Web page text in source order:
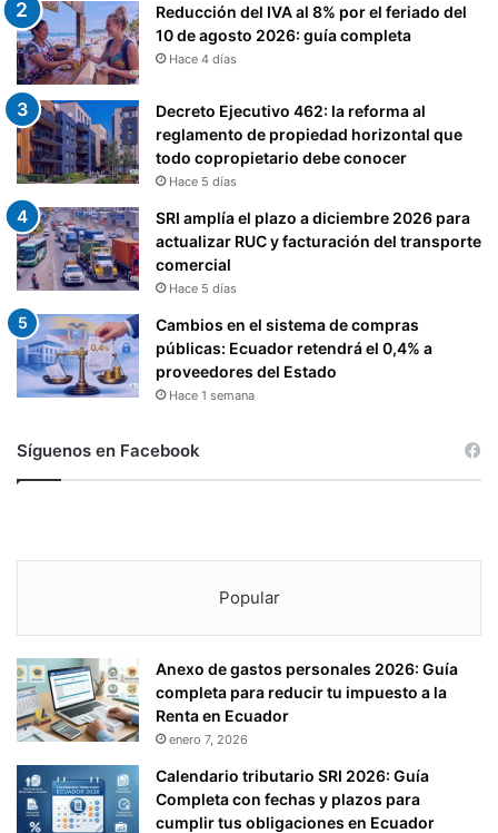
Reducción del IVA al 8% por el feriado del
10 de agosto 2026: guía completa
Hace 4 días
Decreto Ejecutivo 462: la reforma al
reglamento de propiedad horizontal que
todo copropietario debe conocer
Hace 5 días
SRI amplía el plazo a diciembre 2026 para
actualizar RUC y facturación del transporte
comercial
Hace 5 días
Cambios en el sistema de compras
públicas: Ecuador retendrá el 0,4% a
proveedores del Estado
Hace 1 semana
Síguenos en Facebook
Popular
Anexo de gastos personales 2026: Guía
completa para reducir tu impuesto a la
Renta en Ecuador
enero 7, 2026
Calendario tributario SRI 2026: Guía
Completa con fechas y plazos para
cumplir tus obligaciones en Ecuador